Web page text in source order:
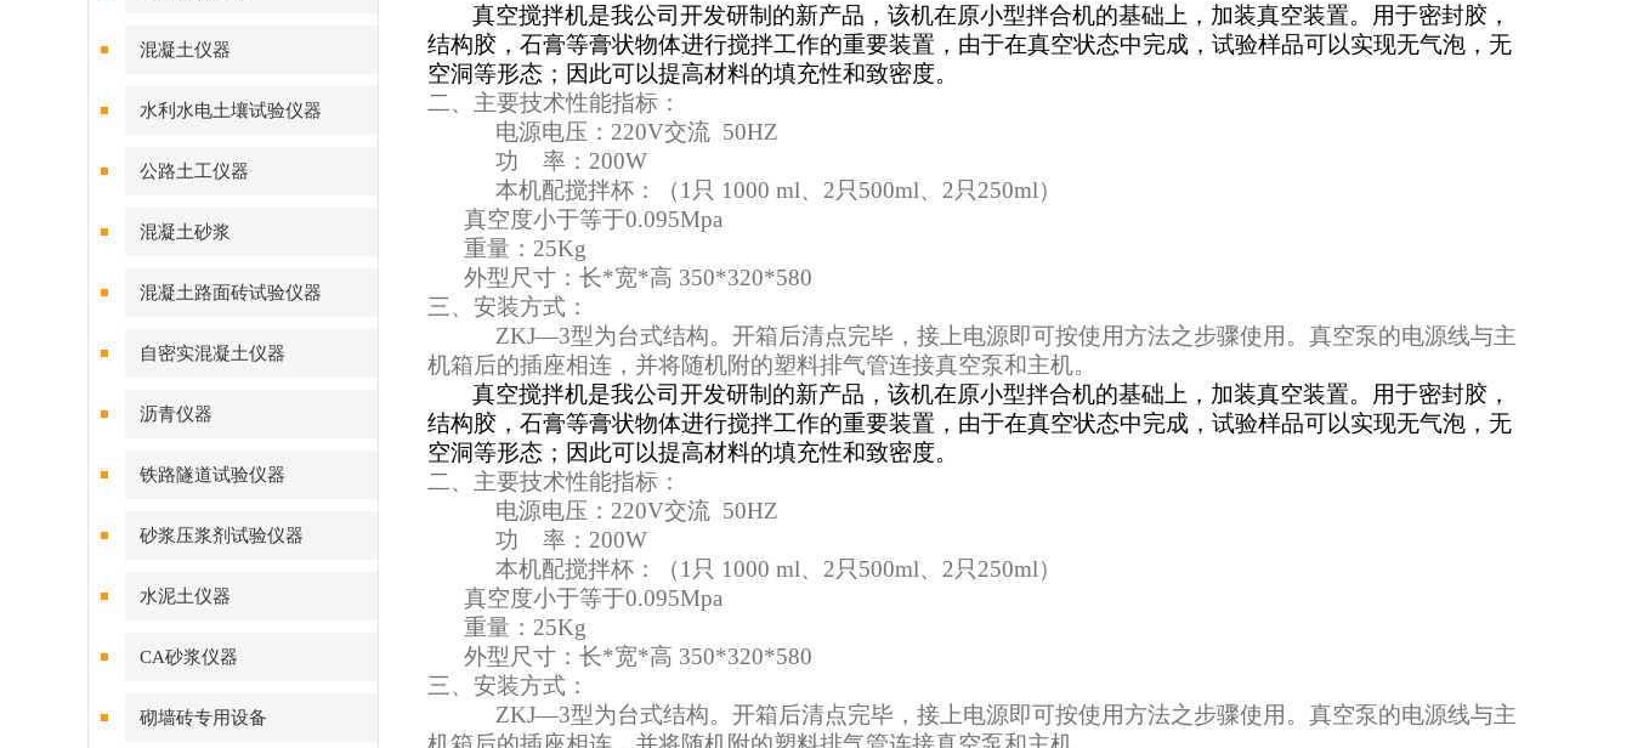
混凝土仪器
水利水电土壤试验仪器
公路土工仪器
混凝土砂浆
混凝土路面砖试验仪器
自密实混凝土仪器
沥青仪器
铁路隧道试验仪器
砂浆压浆剂试验仪器
水泥土仪器
CA砂浆仪器
砌墙砖专用设备
真空搅拌机是我公司开发研制的新产品，该机在原小型拌合机的基础上，加装真空装置。用于密封胶，
结构胶，石膏等膏状物体进行搅拌工作的重要装置，由于在真空状态中完成，试验样品可以实现无气泡，无
空洞等形态；因此可以提高材料的填充性和致密度。
二、主要技术性能指标：
电源电压： 220V交流 50HZ
功
率： 200W
本机配搅拌杯：（1 只 1000 ml、 2只500ml、 2只250ml）
真空度小于等于0.095Mpa
重量： 25Kg
外型尺寸：长*宽*高 350*320*580
三、安装方式：
ZKJ—3型为台式结构。开箱后清点完毕，接上电源即可按使用方法之步骤使用。真空泵的电源线与主
机箱后的插座相连，并将随机附的塑料排气管连接真空泵和主机。
真空搅拌机是我公司开发研制的新产品，该机在原小型拌合机的基础上，加装真空装置。用于密封胶，
结构胶，石膏等膏状物体进行搅拌工作的重要装置，由于在真空状态中完成，试验样品可以实现无气泡，无
空洞等形态；因此可以提高材料的填充性和致密度。
二、主要技术性能指标：
电源电压： 220V交流 50HZ
功
率： 200W
本机配搅拌杯：（1 只 1000 ml、 2只500ml、 2只250ml）
真空度小于等于0.095Mpa
重量： 25Kg
外型尺寸：长*宽*高 350*320*580
三、安装方式：
ZKJ—3型为台式结构。开箱后清点完毕，接上电源即可按使用方法之步骤使用。真空泵的电源线与主